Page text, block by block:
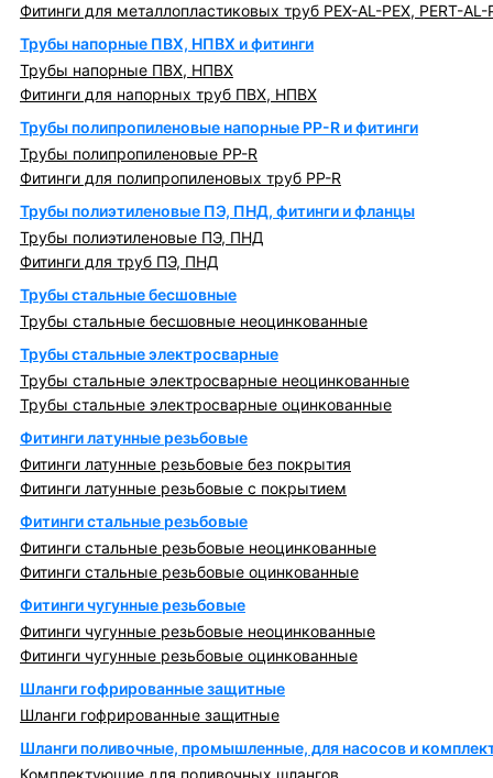
Фитинги для металлопластиковых труб PEX-AL-PEX, PERT-AL-
Трубы напорные ПВХ, НПВХ и фитинги
Трубы напорные ПВХ, НПВХ
Фитинги для напорных труб ПВХ, НПВХ
Трубы полипропиленовые напорные PP-R и фитинги
Трубы полипропиленовые PP-R
Фитинги для полипропиленовых труб PP-R
Трубы полиэтиленовые ПЭ, ПНД, фитинги и фланцы
Трубы полиэтиленовые ПЭ, ПНД
Фитинги для труб ПЭ, ПНД
Трубы стальные бесшовные
Трубы стальные бесшовные неоцинкованные
Трубы стальные электросварные
Трубы стальные электросварные неоцинкованные
Трубы стальные электросварные оцинкованные
Фитинги латунные резьбовые
Фитинги латунные резьбовые без покрытия
Фитинги латунные резьбовые с покрытием
Фитинги стальные резьбовые
Фитинги стальные резьбовые неоцинкованные
Фитинги стальные резьбовые оцинкованные
Фитинги чугунные резьбовые
Фитинги чугунные резьбовые неоцинкованные
Фитинги чугунные резьбовые оцинкованные
Шланги гофрированные защитные
Шланги гофрированные защитные
Шланги поливочные, промышленные, для насосов и